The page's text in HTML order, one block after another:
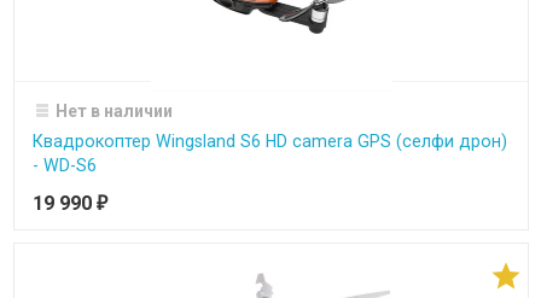
Нет в наличии
Квадрокоптер Wingsland S6 HD camera GPS (селфи дрон)
- WD-S6
19 990 ₽
